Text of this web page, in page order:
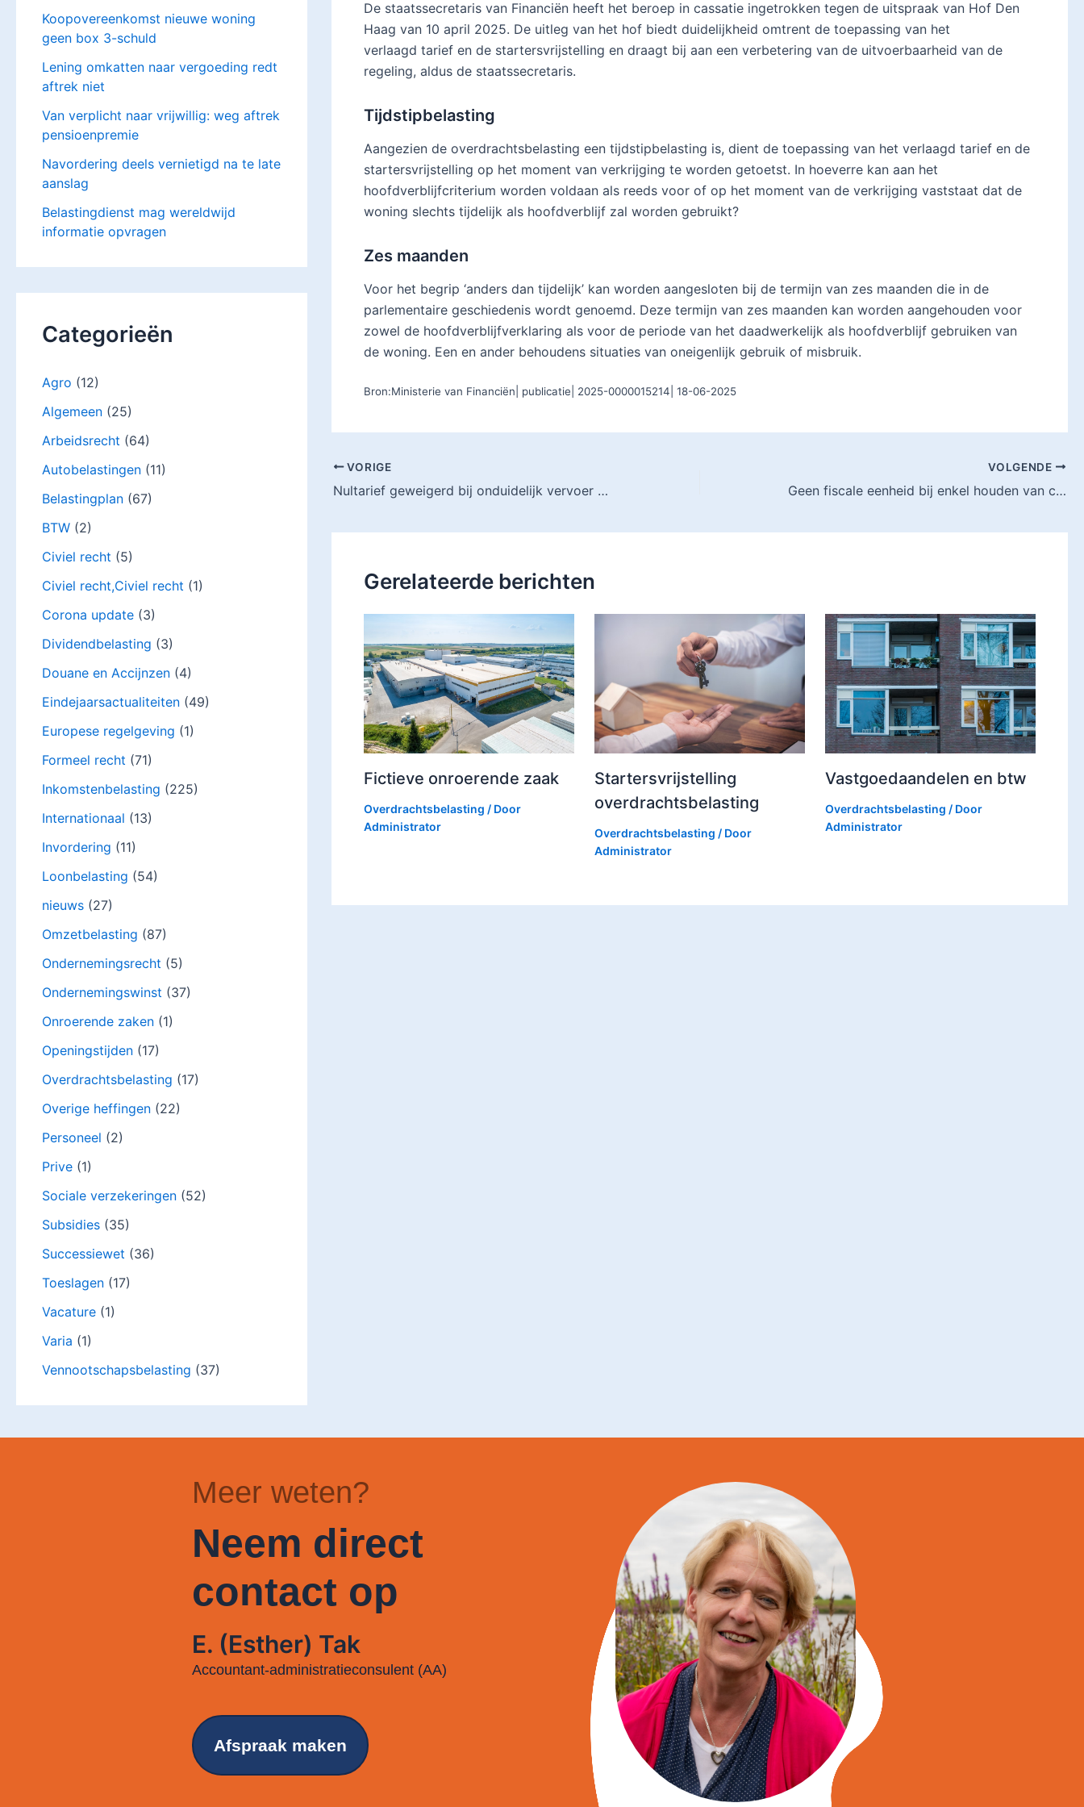
Koopovereenkomst nieuwe woning
geen box 3-schuld
Lening omkatten naar vergoeding redt
aftrek niet
Van verplicht naar vrijwillig: weg aftrek
pensioenpremie
Navordering deels vernietigd na te late
aanslag
Belastingdienst mag wereldwijd
informatie opvragen
Categorieën
Agro (12)
Algemeen (25)
Arbeidsrecht (64)
Autobelastingen (11)
Belastingplan (67)
BTW (2)
Civiel recht (5)
Civiel recht,Civiel recht (1)
Corona update (3)
Dividendbelasting (3)
Douane en Accijnzen (4)
Eindejaarsactualiteiten (49)
Europese regelgeving (1)
Formeel recht (71)
Inkomstenbelasting (225)
Internationaal (13)
Invordering (11)
Loonbelasting (54)
nieuws (27)
Omzetbelasting (87)
Ondernemingsrecht (5)
Ondernemingswinst (37)
Onroerende zaken (1)
Openingstijden (17)
Overdrachtsbelasting (17)
Overige heffingen (22)
Personeel (2)
Prive (1)
Sociale verzekeringen (52)
Subsidies (35)
Successiewet (36)
Toeslagen (17)
Vacature (1)
Varia (1)
Vennootschapsbelasting (37)
De staatssecretaris van Financiën heeft het beroep in cassatie ingetrokken tegen de uitspraak van Hof Den
Haag van 10 april 2025. De uitleg van het hof biedt duidelijkheid omtrent de toepassing van het
verlaagd tarief en de startersvrijstelling en draagt bij aan een verbetering van de uitvoerbaarheid van de
regeling, aldus de staatssecretaris.
Tijdstipbelasting
Aangezien de overdrachtsbelasting een tijdstipbelasting is, dient de toepassing van het verlaagd tarief en de
startersvrijstelling op het moment van verkrijging te worden getoetst. In hoeverre kan aan het
hoofdverblijfcriterium worden voldaan als reeds voor of op het moment van de verkrijging vaststaat dat de
woning slechts tijdelijk als hoofdverblijf zal worden gebruikt?
Zes maanden
Voor het begrip ‘anders dan tijdelijk’ kan worden aangesloten bij de termijn van zes maanden die in de
parlementaire geschiedenis wordt genoemd. Deze termijn van zes maanden kan worden aangehouden voor
zowel de hoofdverblijfverklaring als voor de periode van het daadwerkelijk als hoofdverblijf gebruiken van
de woning. Een en ander behoudens situaties van oneigenlijk gebruik of misbruik.
Bron:Ministerie van Financiën| publicatie| 2025-0000015214| 18-06-2025
VORIGE
Nultarief geweigerd bij onduidelijk vervoer naar Duitsland
VOLGENDE
Geen fiscale eenheid bij enkel houden van certificaten
Gerelateerde berichten
Fictieve onroerende zaak
Overdrachtsbelasting / Door
Administrator
Startersvrijstelling
overdrachtsbelasting
Overdrachtsbelasting / Door
Administrator
Vastgoedaandelen en btw
Overdrachtsbelasting / Door
Administrator
Meer weten?
Neem direct
contact op
E. (Esther) Tak
Accountant-administratieconsulent (AA)
Afspraak maken